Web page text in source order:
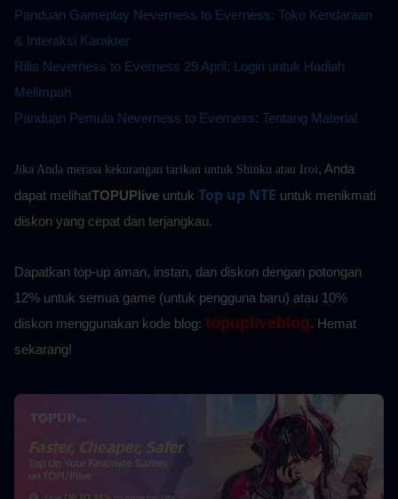
Panduan Gameplay Neverness to Everness: Toko Kendaraan
& Interaksi Karakter
Rilis Neverness to Everness 29 April: Login untuk Hadiah
Melimpah
Panduan Pemula Neverness to Everness: Tentang Material
Jika Anda merasa kekurangan tarikan untuk Shinku atau Iroi, Anda
dapat melihatTOPUPlive untuk Top up NTE untuk menikmati
diskon yang cepat dan terjangkau.
Dapatkan top-up aman, instan, dan diskon dengan potongan
12% untuk semua game (untuk pengguna baru) atau 10%
diskon menggunakan kode blog: topupliveblog. Hemat
sekarang!